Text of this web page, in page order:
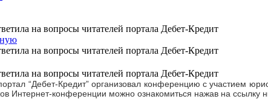
на вопросы читателей портала Дебет-Кредит
на вопросы читателей портала Дебет-Кредит
на вопросы читателей портала Дебет-Кредит
“Дебет-Кредит” организовал конференцию с участием
Интернет-конференции можно ознакомиться нажав на ссылку